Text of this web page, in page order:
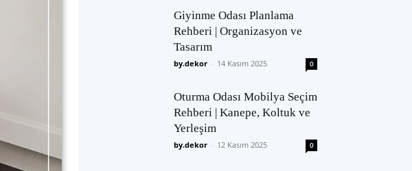
Giyinme Odası Planlama
Rehberi | Organizasyon ve
Tasarım
by.dekor - 14 Kasım 2025 0
Oturma Odası Mobilya Seçim
Rehberi | Kanepe, Koltuk ve
Yerleşim
by.dekor - 12 Kasım 2025 0